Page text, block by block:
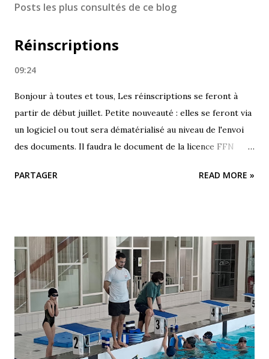
Posts les plus consultés de ce blog
Réinscriptions
09:24
Bonjour à toutes et tous, Les réinscriptions se feront à
partir de début juillet. Petite nouveauté : elles se feront via
un logiciel ou tout sera dématérialisé au niveau de l'envoi
des documents. Il faudra le document de la licence FFN
mois. Plus aucune inscription ne sera prise par voie
PARTAGER READ MORE »